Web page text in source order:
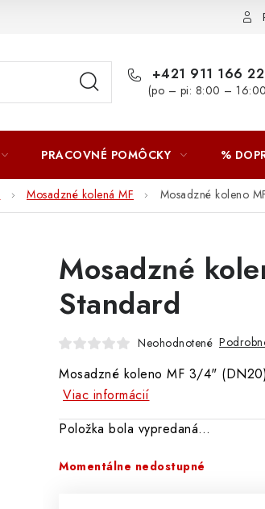
+421 911 166
(po – pi: 8:00 –
PRACOVNÉ POMÔCKY %
Mosadzné kolená MF Mosadzné koleno
Mosadzné
Standard
Neohodnotené
Mosadzné koleno MF 3/4"
Viac informácií
Položka bola vypredaná…
Momentálne nedostupné